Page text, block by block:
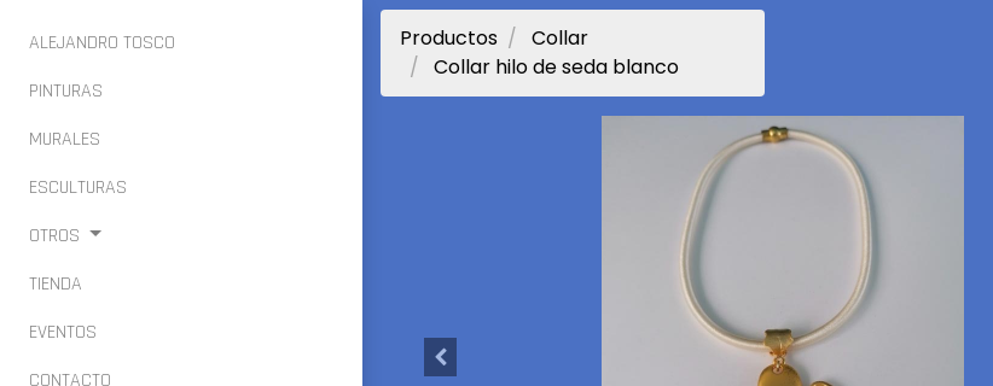
ALEJANDRO TOSCO
PINTURAS
MURALES
ESCULTURAS
OTROS
TIENDA
EVENTOS
CONTACTO
Productos
Collar
Collar hilo de seda blanco